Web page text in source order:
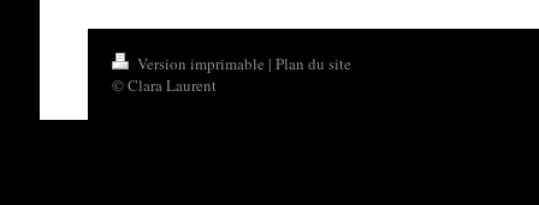
Version imprimable | Plan du site
© Clara Laurent